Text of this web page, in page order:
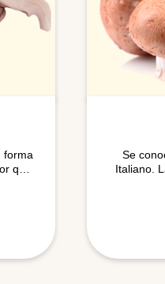
forma
que
Se
Italiano.